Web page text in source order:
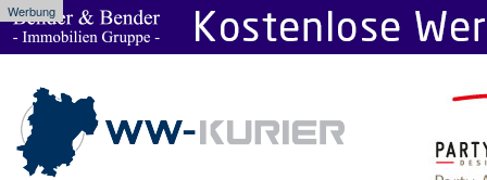
Werbung